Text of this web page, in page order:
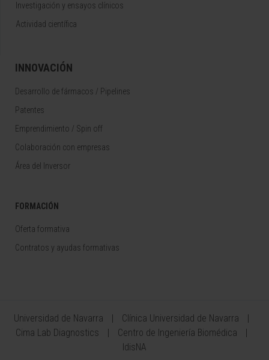
Investigación y ensayos clínicos
Actividad científica
INNOVACIÓN
Desarrollo de fármacos / Pipelines
Patentes
Emprendimiento / Spin off
Colaboración con empresas
Área del Inversor
FORMACIÓN
Oferta formativa
Contratos y ayudas formativas
Universidad de Navarra
Clínica Universidad de Navarra
Cima Lab Diagnostics
Centro de Ingeniería Biomédica
IdisNA